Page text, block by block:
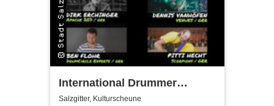
International Drummer
Meeting Konzert |
Salzgitter, Kulturscheune